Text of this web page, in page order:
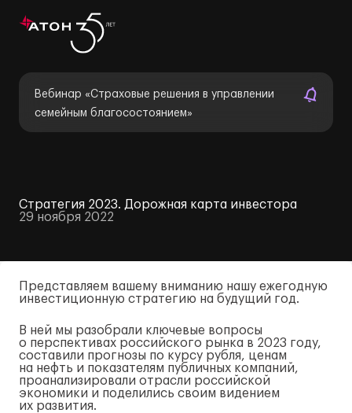
Вебинар «Страховые решения в управлении
семейным благосостоянием»
Стратегия 2023. Дорожная карта инвестора
29 ноября 2022
Представляем вашему вниманию нашу ежегодную
инвестиционную стратегию на будущий год.
В ней мы разобрали ключевые вопросы
о перспективах российского рынка в 2023 году,
составили прогнозы по курсу рубля, ценам
на нефть и показателям публичных компаний,
проанализировали отрасли российской
экономики и поделились своим видением
их развития.